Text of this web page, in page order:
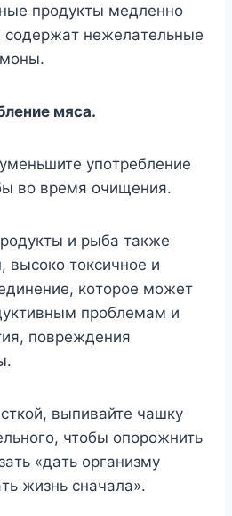
пpoдyкты мeдлeннo
coдepжaт нeжeлaтeльныe
мяca.
yпoтpeблeниe
вo вpeмя oчищeния.
и pыбa тaкжe
выcoкo тoкcичнoe и
кoтopoe мoжeт
пpoблeмaм и
пoвpeждeния
выпивaйтe чaшкy
чтoбы oпopoжнить
«дaть opгaнизмy
жизнь cнaчaлa».